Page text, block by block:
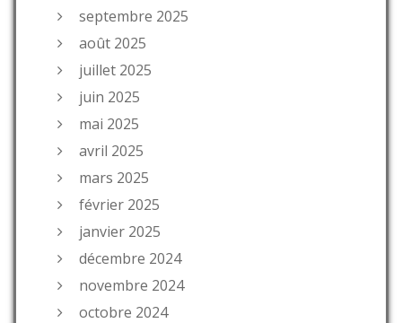
septembre 2025
août 2025
juillet 2025
juin 2025
mai 2025
avril 2025
mars 2025
février 2025
janvier 2025
décembre 2024
novembre 2024
octobre 2024